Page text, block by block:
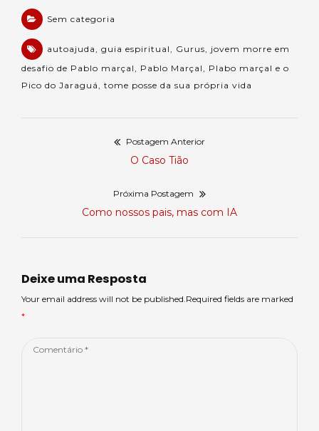
Sem categoria
autoajuda, guia espiritual, Gurus, jovem morre em
desafio de Pablo marçal, Pablo Marçal, Plabo marçal e o
Pico do Jaraguá, tome posse da sua própria vida
Postagem Anterior
Postagem
O Caso Tião
Próxima Postagem
Próxima
Como nossos pais, mas com IA
Deixe uma Resposta
Your email address will not be published.Required fields are marked
*
Comentário